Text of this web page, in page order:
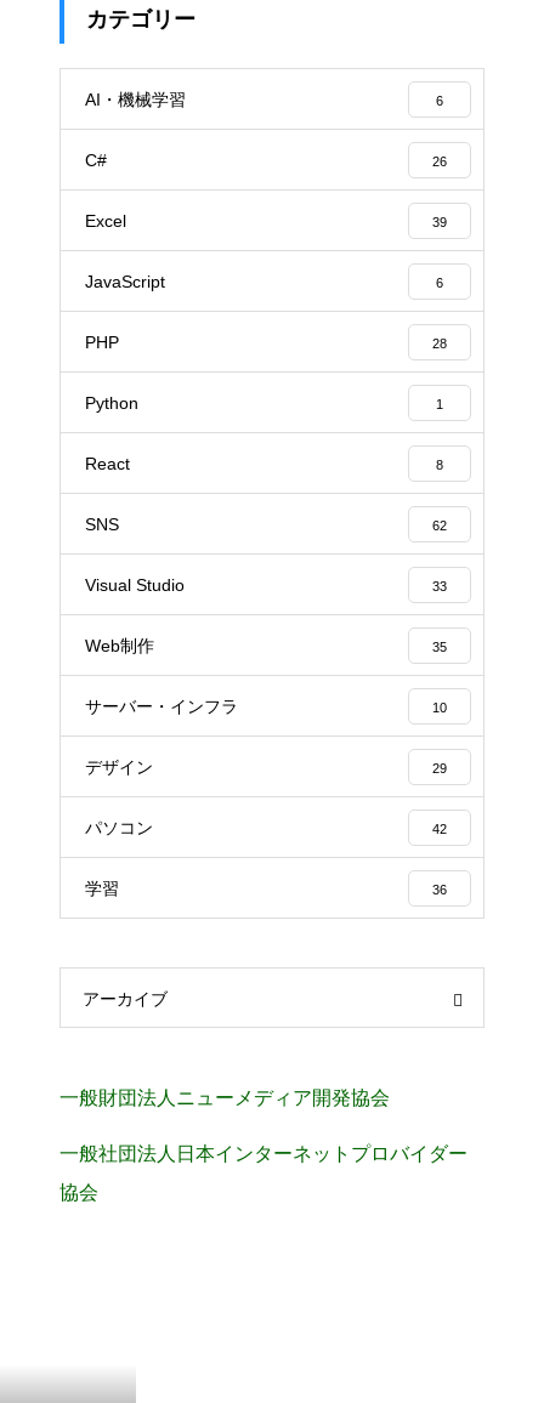
カテゴリー
AI・機械学習 6
C# 26
Excel 39
JavaScript 6
PHP 28
Python 1
React 8
SNS 62
Visual Studio 33
Web制作 35
サーバー・インフラ 10
デザイン 29
パソコン 42
学習 36
アーカイブ
一般財団法人ニューメディア開発協会
一般社団法人日本インターネットプロバイダー
協会